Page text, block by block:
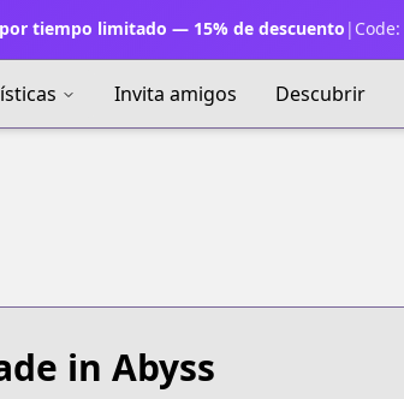
tiempo limitado — 15% de descuento | Code:
Invita amigos Descubrir
in Abyss